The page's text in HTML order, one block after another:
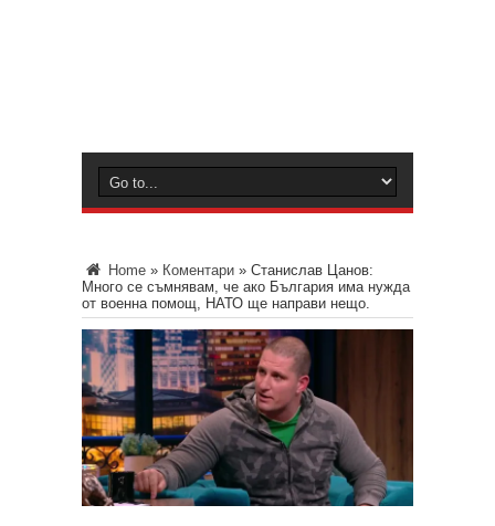
Home » Коментари » Станислав Цанов:
Много се съмнявам, че ако България има нужда
от военна помощ, НАТО ще направи нещо.